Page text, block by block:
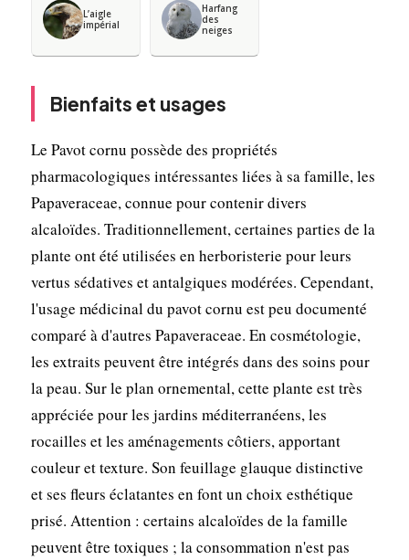
L’aigle
impérial
Harfang
des
neiges
Bienfaits et usages
Le Pavot cornu possède des propriétés
pharmacologiques intéressantes liées à sa famille, les
Papaveraceae, connue pour contenir divers
alcaloïdes. Traditionnellement, certaines parties de la
plante ont été utilisées en herboristerie pour leurs
vertus sédatives et antalgiques modérées. Cependant,
l'usage médicinal du pavot cornu est peu documenté
comparé à d'autres Papaveraceae. En cosmétologie,
les extraits peuvent être intégrés dans des soins pour
la peau. Sur le plan ornemental, cette plante est très
appréciée pour les jardins méditerranéens, les
rocailles et les aménagements côtiers, apportant
couleur et texture. Son feuillage glauque distinctive
et ses fleurs éclatantes en font un choix esthétique
prisé. Attention : certains alcaloïdes de la famille
peuvent être toxiques ; la consommation n'est pas